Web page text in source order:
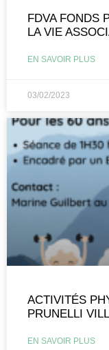
FDVA FONDS
LA VIE
EN SAVOIR PLUS
03/02/2023
ACTIVITÉS
PRUNELLI
EN SAVOIR PLUS